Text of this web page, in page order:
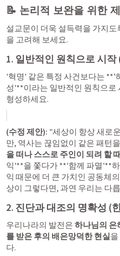
📝 논리적 보완을 위한
설교문이 더욱 설득력을 가지
을 고려해 보세요.
1. 일반적인 원칙으로 시
'혁명' 같은 특정 사건보다는 **'
성'**이라는 일반적인 원칙으로
형성하세요.
(수정 제안): "세상이 항상 새로
만, 역사는 끊임없이 같은 패턴
을 떠나 스스로 주인이 되려 할
익'**을 쫓다가 **'함께 파멸'**
익 때문에 더 큰 가치인 공동체
상이 그렇다면, 과연 우리는 다
2. 진단과 대조의 명확성 (
우리나라의 발전은 하나님의 은
를 받은 후의 배은망덕한 현실
다.